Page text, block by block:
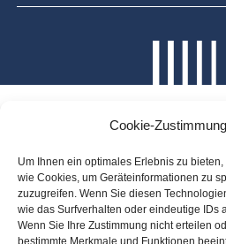
Cookie-
Um Ihnen ein optimales Erlebnis zu
wie Cookies, um Geräteinformationen zu
zuzugreifen. Wenn Sie diesen
wie das Surfverhalten oder eindeutige IDs
Wenn Sie Ihre Zustimmung nicht erteilen
bestimmte Merkmale und Funktionen